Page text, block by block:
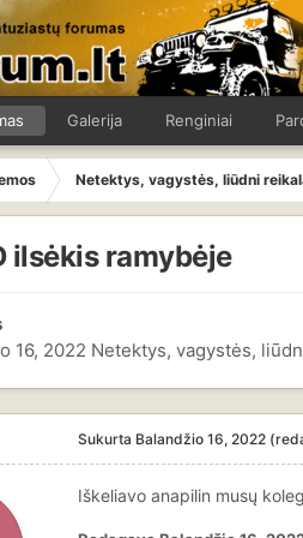
Galerija Renginiai
Netektys, vagystės, liūdni
ilsėkis ramybėje
16, 2022 Netektys, vagystės,
Sukurta Balandžio 16, 2022
Iškeliavo anapilin musų